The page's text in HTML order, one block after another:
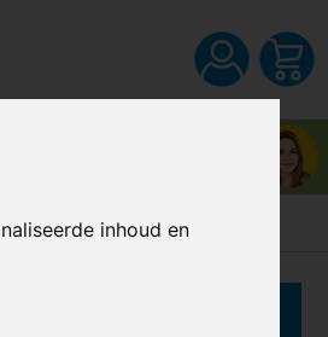
inhoud en